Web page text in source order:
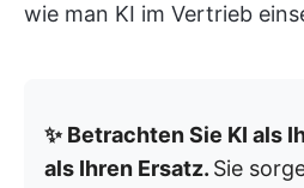
wie man KI im Vertrieb
✨ Betrachten Sie KI als
als Ihren Ersatz. Sie